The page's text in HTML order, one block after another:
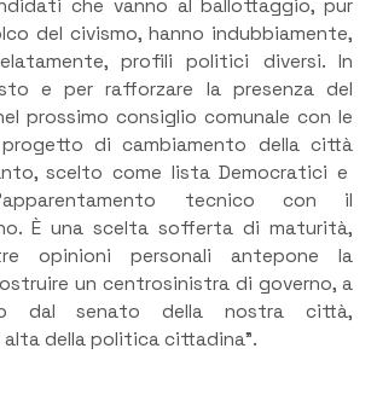
che vanno al ballottaggio, pur
del civismo, hanno indubbiamente,
profili politici diversi. In
e per rafforzare la presenza del
prossimo consiglio comunale con le
di cambiamento della città
scelto come lista Democratici e
tecnico con il
È una scelta sofferta di maturità,
opinioni personali antepone la
un centrosinistra di governo, a
dal senato della nostra città,
alta della politica cittadina”.